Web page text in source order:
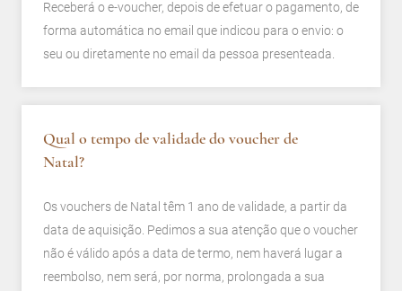
Receberá o e-voucher, depois de efetuar o pagamento, de
forma automática no email que indicou para o envio: o
seu ou diretamente no email da pessoa presenteada.
Qual o tempo de validade do voucher de
Natal?
Os vouchers de Natal têm 1 ano de validade, a partir da
data de aquisição. Pedimos a sua atenção que o voucher
não é válido após a data de termo, nem haverá lugar a
reembolso, nem será, por norma, prolongada a sua